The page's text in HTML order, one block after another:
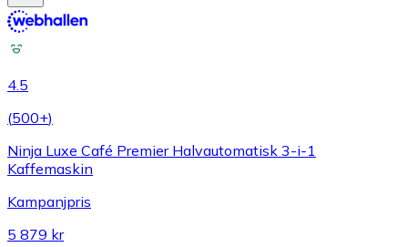
4.5
(500+)
Ninja Luxe Café Premier Halvautomatisk 3-i-1
Kaffemaskin
Kampanjpris
5 879 kr